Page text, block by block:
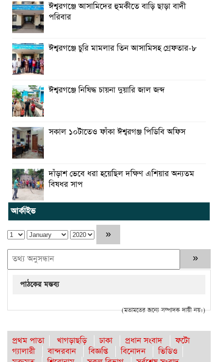
ঈশ্বরগঞ্জে আসামিদের হুমকীতে বাড়ি ছাড়া বাদী
পরিবার
ঈশ্বরগঞ্জে চুরি মামলার তিন আসামিসহ গ্রেফতার-৮
ঈশ্বরগঞ্জে নিষিদ্ধ চায়না দুয়ারি জাল জব্দ
সকাল ১০টাতেও ফাঁকা ঈশ্বরগঞ্জ পিডিবি অফিস
দাঁড়াশ ভেবে ধরা হয়েছিল দক্ষিণ এশিয়ার অন্যতম
বিষধর সাপ
আর্কাইভ
পাঠকের মন্তব্য
(মতামতের জন্যে সম্পাদক দায়ী নয়।)
প্রথম পাতা খাগড়াছড়ি ঢাকা প্রধান সংবাদ
ফটো
গ্যালারী
বান্দরবান বিজ্ঞপ্তি বিনোদন
ভিডিও